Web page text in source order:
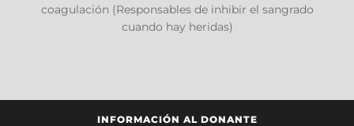
coagulación (Responsables de inhibir el sangrado
cuando hay heridas)
INFORMACIÓN AL DONANTE